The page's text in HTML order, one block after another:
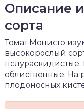
Описание
сорта
Томат Монисто
высокорослый
полураскидистые.
облиственные. На
плодоносных